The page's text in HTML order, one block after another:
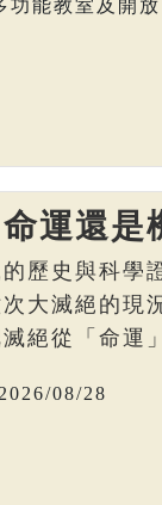
功能教室及開放
命運還
歷史與科學
大滅絕的現
絕從「命運
08/28